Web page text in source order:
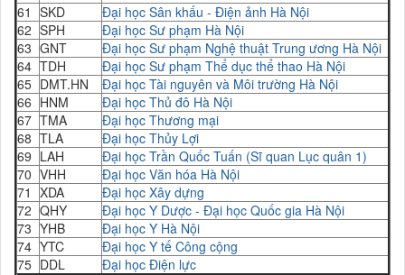
61 SKD
Đại học Sân khấu - Điện ảnh Hà Nội
62 SPH
Đại học Sư phạm Hà Nội
63 GNT
Đại học Sư phạm Nghệ thuật Trung ương Hà Nội
64 TDH
Đại học Sư phạm Thể dục thể thao Hà Nội
65 DMT.HN
Đại học Tài nguyên và Môi trường Hà Nội
66 HNM
Đại học Thủ đô Hà Nội
67 TMA
Đại học Thương mại
68 TLA
Đại học Thủy Lợi
69 LAH
Đại học Trần Quốc Tuấn (Sĩ quan Lục quân 1)
70 VHH
Đại học Văn hóa Hà Nội
71 XDA
Đại học Xây dựng
72 QHY
Đại học Y Dược - Đại học Quốc gia Hà Nội
73 YHB
Đại học Y Hà Nội
74 YTC
Đại học Y tế Công cộng
75 DDL
Đại học Điện lực